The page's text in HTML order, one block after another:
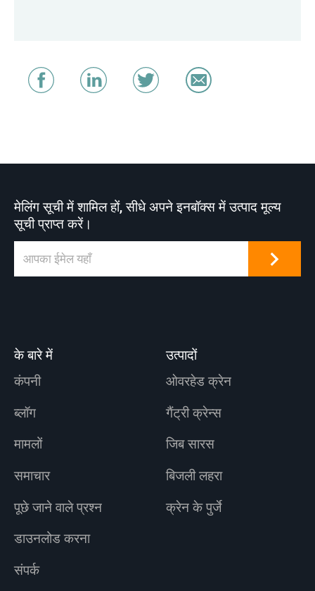
मेलिंग सूची में शामिल हों, सीधे अपने इनबॉक्स में उत्पाद मूल्य
सूची प्राप्त करें।
के बारे में
कंपनी
ब्लॉग
मामलों
समाचार
पूछे जाने वाले प्रश्न
डाउनलोड करना
संपर्क
उत्पादों
ओवरहेड क्रेन
गैंट्री क्रेन्स
जिब सारस
बिजली लहरा
क्रेन के पुर्जे